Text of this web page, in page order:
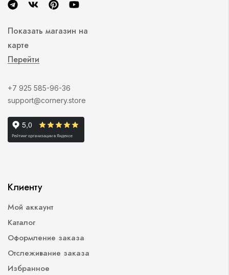
Показать магазин на
карте
Перейти
+7 925 585-96-36
support@cornery.store
Клиенту
Мой аккаунт
Каталог
Оформление заказа
Отслеживание заказа
Избранное